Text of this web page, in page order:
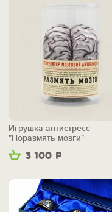
3 100 Р
Игрушка-антистресс
"Поразмять мозги"